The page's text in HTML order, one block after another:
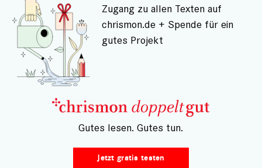
GEMEINSAM DURCHS LEBEN
Wie können wir für
immer Freunde bleiben?
Zugang zu allen Texten auf
chrismon.de + Spende für ein
gutes Projekt
– Gutes lesen. Gutes tun.
Jetzt gratis testen